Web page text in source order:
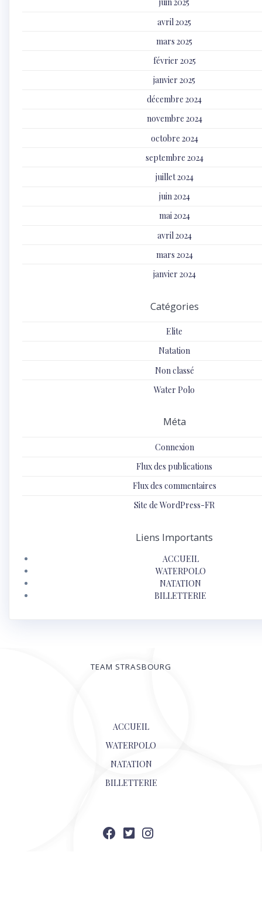
juin 2025
avril 2025
mars 2025
février 2025
janvier 2025
décembre 2024
novembre 2024
octobre 2024
septembre 2024
juillet 2024
juin 2024
mai 2024
avril 2024
mars 2024
janvier 2024
Catégories
Elite
Natation
Non classé
Water Polo
Méta
Connexion
Flux des publications
Flux des commentaires
Site de WordPress-FR
Liens Importants
ACCUEIL
WATERPOLO
NATATION
BILLETTERIE
TEAM STRASBOURG
ACCUEIL
WATERPOLO
NATATION
BILLETTERIE